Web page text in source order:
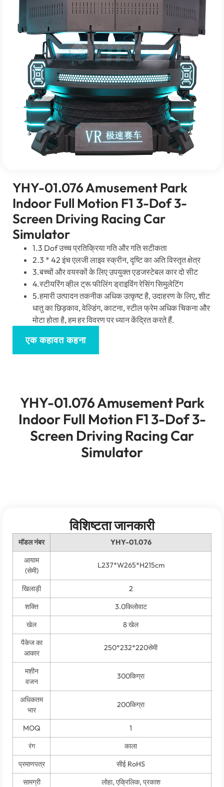
YHY-01.076Amusement Park
Indoor Full Motion F1 3-Dof 3-
Screen Driving Racing Car
Simulator
1.3 Dof उच्च प्रतिक्रिया गति और गति सटीकता
2.3 * 42 इंच एलजी लाइव स्क्रीन, दृष्टि का अति विस्तृत क्षेत्र
3.बच्चों और वयस्कों के लिए उपयुक्त एडजस्टेबल कार दो सीट
4.स्टीयरिंग व्हील ट्रू फीलिंग ड्राइविंग रेसिंग सिमुलेटिंग
5.हमारी उत्पादन तकनीक अधिक उत्कृष्ट है, उदाहरण के लिए, शीट
धातु का छिड़काव, वेल्डिंग, काटना, स्टील फ्रेम अधिक चिकना और
मोटा होता है, हम हर विवरण पर ध्यान केंद्रित करते हैं.
एक कहावत कहना
YHY-01.076Amusement Park
Indoor Full Motion F1 3-Dof 3-
Screen Driving Racing Car
Simulator
विशिष्टता जानकारी
मॉडल नंबर
YHY-01.076
आयाम
(सेमी)
L237*W265*H215cm
खिलाड़ी
2
शक्ति
3.0किलोवाट
खेल
8 खेल
पैकेज का
आकार
250*232*220सेमी
मशीन
वजन
300किग्रा
अधिकतम
भार
200किग्रा
MOQ
1
रंग
काला
प्रमाणपत्र
सीई RoHS
सामग्री
लोहा, एक्रिलिक, प्रकाश